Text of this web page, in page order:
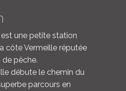
une petite station
côte Vermeille réputée
pêche.
débute le chemin du
parcours en